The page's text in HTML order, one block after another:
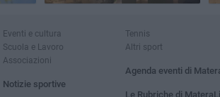
Eventi e cultura
Scuola e Lavoro
Associazioni
Notizie sportive
Tennis
Altri sport
Agenda eventi di
Le Rubriche di